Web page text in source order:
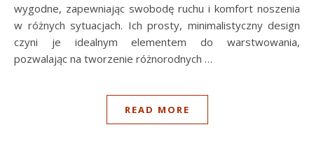
wygodne, zapewniając swobodę ruchu i komfort noszenia
w różnych sytuacjach. Ich prosty, minimalistyczny design
czyni je idealnym elementem do warstwowania,
pozwalając na tworzenie różnorodnych …
READ MORE